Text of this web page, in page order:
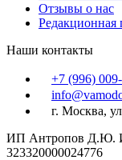
Отзывы о нас
Редакционная
Наши контакты
+7 (996)
г. Москва,
ИП Антропов Д.Ю.
323320000024776